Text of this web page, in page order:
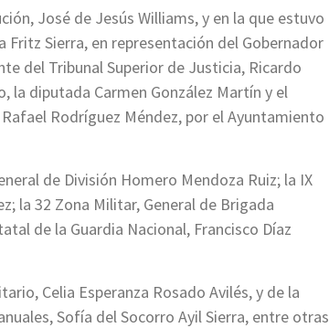
José de Jesús Williams, y en la que estuvo
Fritz Sierra, en representación del Gobernador
del Tribunal Superior de Justicia, Ricardo
la diputada Carmen González Martín y el
Rodríguez Méndez, por el Ayuntamiento
de División Homero Mendoza Ruiz; la IX
la 32 Zona Militar, General de Brigada
de la Guardia Nacional, Francisco Díaz
Celia Esperanza Rosado Avilés, y de la
Sofía del Socorro Ayil Sierra, entre otras